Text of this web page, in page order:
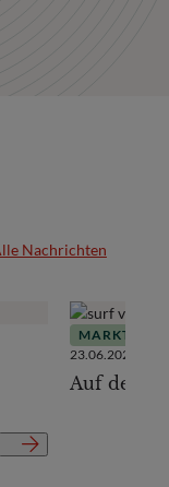
Nachrichten
23.06.2026
Auf der